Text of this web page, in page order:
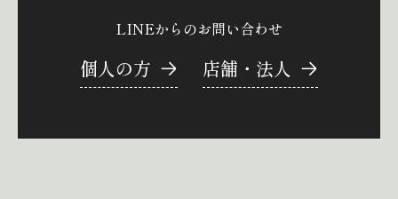
LINEからのお問い合わせ
個人の方 店舗・法人